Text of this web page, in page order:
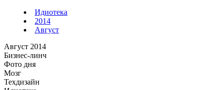
Идиотека
2014
Август
Август 2014
Бизнес-линч
Фото дня
Мозг
Техдизайн